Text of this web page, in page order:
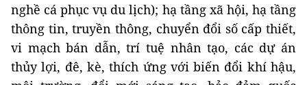
nghề cá phục vụ du lịch); hạ tầng xã hội, hạ tầng
thông tin, truyền thông, chuyển đổi số cấp thiết,
vi mạch bán dẫn, trí tuệ nhân tạo, các dự án
thủy lợi, đê, kè, thích ứng với biến đổi khí hậu,